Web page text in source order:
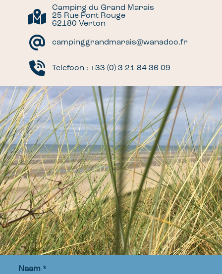
Camping du Grand Marais
25 Rue Pont Rouge
62180 Verton
campinggrandmarais@wanadoo.fr
Telefoon : +33 (0) 3 21 84 36 09
Naam *